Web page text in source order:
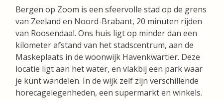
Bergen op Zoom is een sfeervolle stad op de grens
van Zeeland en Noord-Brabant, 20 minuten rijden
van Roosendaal. Ons huis ligt op minder dan een
kilometer afstand van het stadscentrum, aan de
Maskeplaats in de woonwijk Havenkwartier. Deze
locatie ligt aan het water, en vlakbij een park waar
je kunt wandelen. In de wijk zelf zijn verschillende
horecagelegenheden, een supermarkt en winkels.